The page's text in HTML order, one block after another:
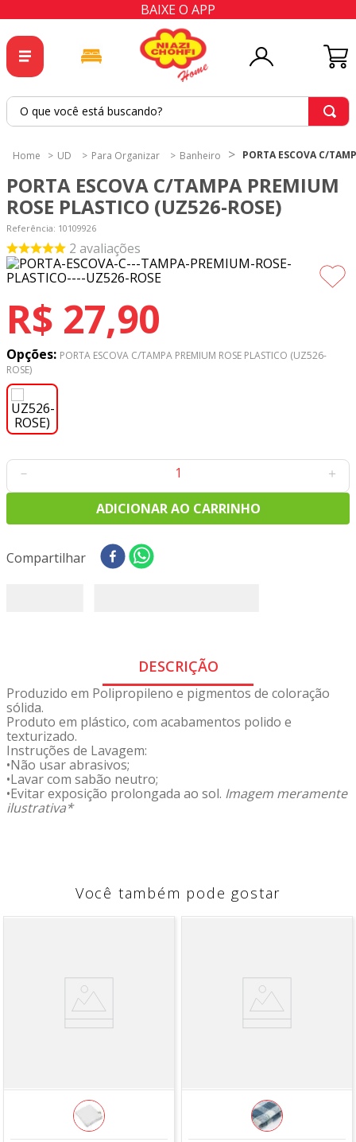
BAIXE O APP
O que você está buscando?
UD Para Organizar Banheiro PORTA ESCOVA C/
PORTA ESCOVA C/TAMPA PREMIUM
ROSE PLASTICO (UZ526-ROSE)
Referência: 10109926
2 avaliações
R$ 27,90
Opções: PORTA ESCOVA C/TAMPA PREMIUM ROSE PLASTICO (UZ526-
ROSE)
＋
－
ADICIONAR AO CARRINHO
Compartilhar
DESCRIÇÃO
Produzido em Polipropileno e pigmentos de coloração
sólida.
Produto em plástico, com acabamentos polido e
texturizado.
Instruções de Lavagem:
•Não usar abrasivos;
•Lavar com sabão neutro;
•Evitar exposição prolongada ao sol. Imagem meramente
ilustrativa*
Você também pode gostar
2º
tapete
cortina
4º
tecido percal
5º
tapetes
6
percal
7º
tecido tricoline
8º
tricoline digital
9
tecido oxford
10º tapete sisal